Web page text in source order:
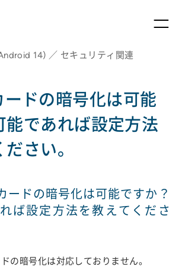
14) ／ セキュリティ関連
ドの暗号化は可能
能であれば設定方法
さい。
ードの暗号化は可能ですか？
ば設定方法を教えてくださ
の暗号化は対応しておりません。